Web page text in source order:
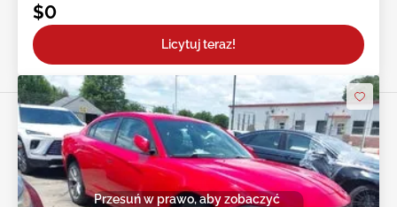
$0
Licytuj teraz!
Przesuń w prawo, aby zobaczyć